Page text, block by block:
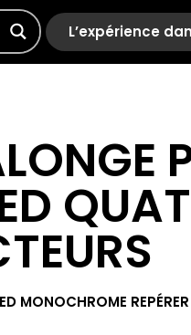
L’expérience
MONOCHROME